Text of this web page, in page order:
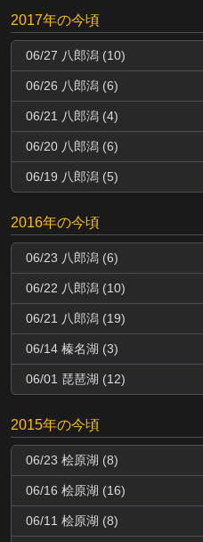
2017年の今頃
06/27 八郎潟 (10)
06/26 八郎潟 (6)
06/21 八郎潟 (4)
06/20 八郎潟 (6)
06/19 八郎潟 (5)
2016年の今頃
06/23 八郎潟 (6)
06/22 八郎潟 (10)
06/21 八郎潟 (19)
06/14 榛名湖 (3)
06/01 琵琶湖 (12)
2015年の今頃
06/23 桧原湖 (8)
06/16 桧原湖 (16)
06/11 桧原湖 (8)